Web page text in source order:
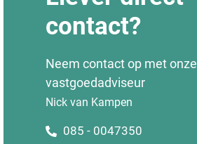
contact?
Neem contact op met onze
vastgoedadviseur
Nick van Kampen
085 - 0047350